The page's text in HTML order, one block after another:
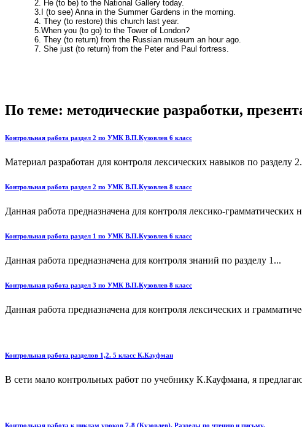
2. He (to be) to the National Gallery today.
3.I (to see) Anna in the Summer Gardens in the morning.
4. They (to restore) this church last year.
5.When you (to go) to the Tower of London?
6. They (to return) from the Russian museum an hour ago.
7. She just (to return) from the Peter and Paul fortress.
По теме: методические разработки,
Контрольная работа раздел 2 по УМК В.П.Кузовлев 6 класс
Материал разработан для контроля лексических навыков по разделу
Контрольная работа раздел 2 по УМК В.П.Кузовлев 8 класс
Данная работа предназначена для контроля лексико-грамматических
Контрольная работа раздел 1 по УМК В.П.Кузовлев 6 класс
Данная работа предназначена для контроля знаний по разделу 1...
Контрольная работа раздел 3 по УМК В.П.Кузовлев 8 класс
Данная работа предназначена для контроля лексических и
Контрольная работа разделов 1,2. 5 класс К.Кауфман
В сети мало контрольных работ по учебнику К.Кауфмана, я
Контрольная работа к циклам уроков 7-8 (Кузовлев). Разделы по чтению и письму.